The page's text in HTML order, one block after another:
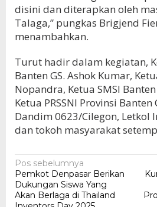
disini dan diterapkan oleh
Talaga,” pungkas Brigjend
menambahkan.
Turut hadir dalam kegiatan,
Banten GS. Ashok Kumar,
Nopandra, Ketua SMSI
Ketua PRSSNI Provinsi Banten
Dandim 0623/Cilegon, Letkol
dan tokoh masyarakat
Navigasi
pos
Pos sebelumnya
Pemkot Denpasar Berikan
Dukungan Siswa Yang
Akan Berlaga di Thailand